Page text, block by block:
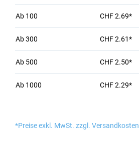
Ab 100 CHF 2.69*
Ab300 CHF 2.61*
Ab 500 CHF 2.50*
Ab 1000 CHF 2.29*
*Preise exkl. MwSt. zzgl. Versandkosten